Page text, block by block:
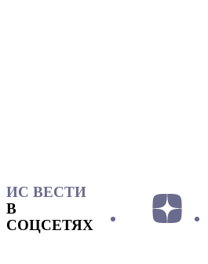
ИС ВЕСТИ
В
СОЦСЕТЯХ